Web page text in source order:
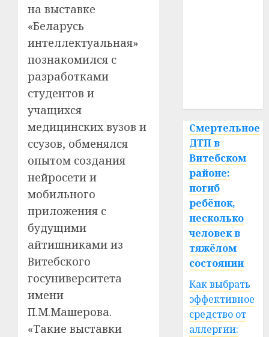
на выставке
«Беларусь
интеллектуальная»
познакомился с
разработками
студентов и
учащихся
медицинских вузов и
ссузов, обменялся
опытом создания
нейросети и
мобильного
приложения с
будущими
айтишниками из
Витебского
госуниверситета
имени
П.М.Машерова.
«Такие выставки
Смертельное
ДТП в
Витебском
районе:
погиб
ребёнок,
несколько
человек в
тяжёлом
состоянии
Как выбрать
эффективное
средство от
аллергии: